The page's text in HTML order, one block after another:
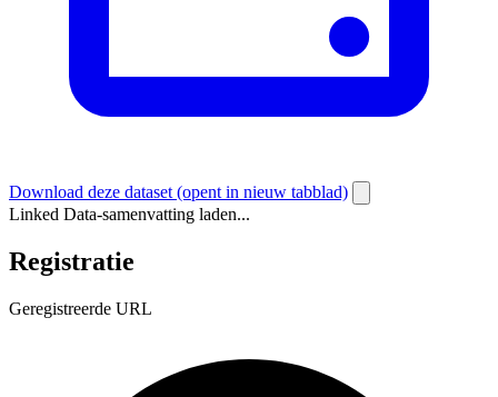
Download deze dataset (opent in nieuw tabblad)
Linked Data-samenvatting laden...
Registratie
Geregistreerde URL